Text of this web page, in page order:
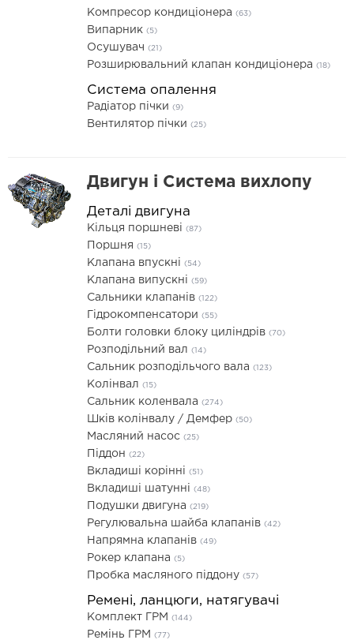
Компресор кондиціонера (63)
Випарник (5)
Осушувач (21)
Розширювальний клапан кондиціонера (18)
Система опалення
Радіатор пічки (9)
Вентилятор пічки (25)
Двигун і Система вихлопу
Деталі двигуна
Кільця поршневі (87)
Поршня (15)
Клапана впускні (54)
Клапана випускні (59)
Сальники клапанів (122)
Гідрокомпенсатори (55)
Болти головки блоку циліндрів (70)
Розподільний вал (14)
Сальник розподільчого вала (123)
Колінвал (15)
Сальник коленвала (274)
Шків колінвалу / Демфер (50)
Масляний насос (25)
Піддон (22)
Вкладиші корінні (51)
Вкладиші шатунні (48)
Подушки двигуна (219)
Регулювальна шайба клапанів (42)
Напрямна клапанів (49)
Рокер клапана (5)
Пробка масляного піддону (57)
Ремені, ланцюги, натягувачі
Комплект ГРМ (144)
Ремінь ГРМ (77)